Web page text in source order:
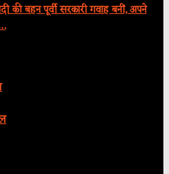
की बहन पूर्वी सरकारी गवाह बनीं, अपने